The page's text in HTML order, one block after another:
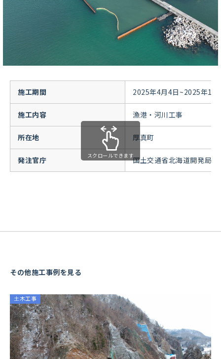
施工期間 2025年4月4日~2025年10
施工内容 漁港・河川工事
所在地 厚真町
発注官庁 国土交通省北海道開発局
スクロールできます
その他施工事例を見る
土木工事